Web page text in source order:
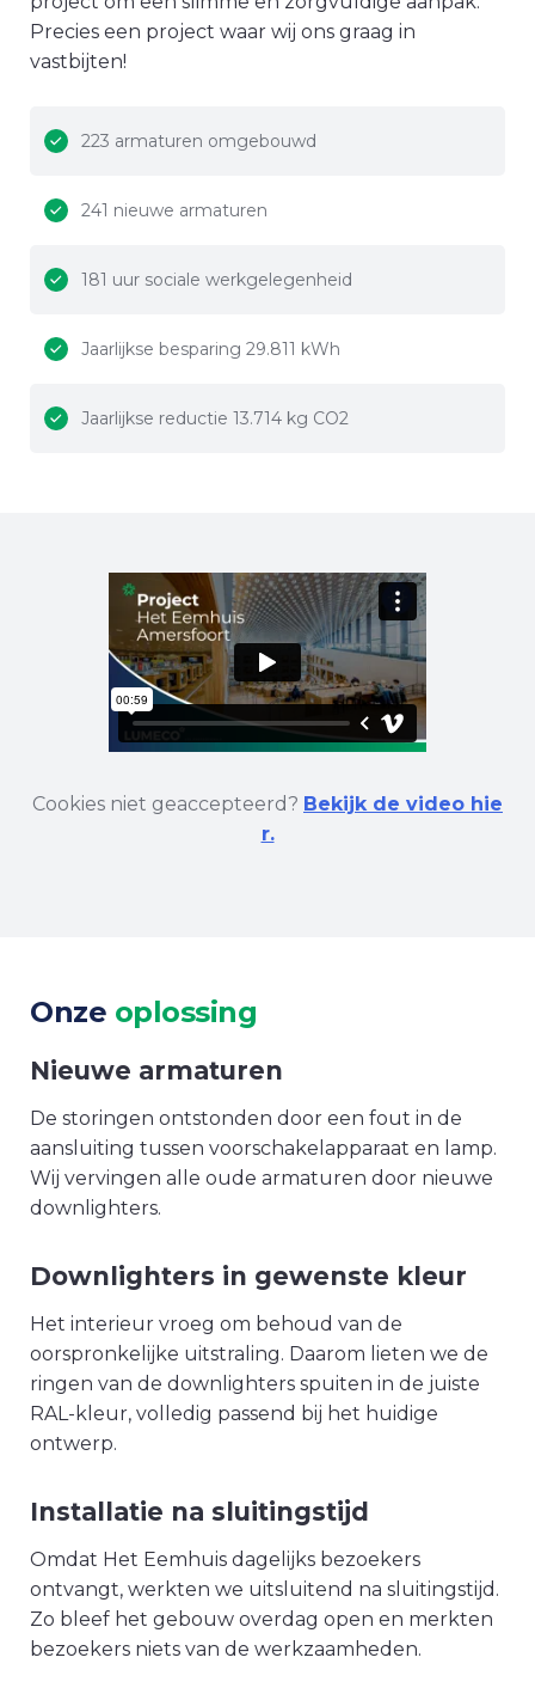
Precies een project waar wij ons graag in
vastbijten!
223 armaturen omgebouwd
241 nieuwe armaturen
181 uur sociale werkgelegenheid
Jaarlijkse besparing 29.811 kWh
Jaarlijkse reductie 13.714 kg CO2
Cookies niet geaccepteerd? Bekijk de video hie
r.
Onze oplossing
Nieuwe armaturen
De storingen ontstonden door een fout in de
aansluiting tussen voorschakelapparaat en lamp.
Wij vervingen alle oude armaturen door nieuwe
downlighters.
Downlighters in gewenste kleur
Het interieur vroeg om behoud van de
oorspronkelijke uitstraling. Daarom lieten we de
ringen van de downlighters spuiten in de juiste
RAL-kleur, volledig passend bij het huidige
ontwerp.
Installatie na sluitingstijd
Omdat Het Eemhuis dagelijks bezoekers
ontvangt, werkten we uitsluitend na sluitingstijd.
Zo bleef het gebouw overdag open en merkten
bezoekers niets van de werkzaamheden.